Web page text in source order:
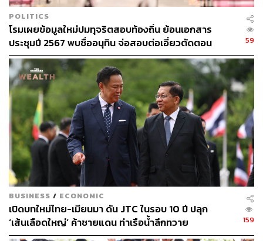
THE STANDARD TEAM
กองบรรณาธิการ THE STANDARD
POLITICS
โรมเผยข้อมูลใหม่ปมทุจริตสอบท้องถิ่น ย้อนเอกสาร
ประชุมปี 2567 พบชื่ออนุทิน จ่อสอบต่อเอี่ยวตัดตอน
ม.บูรพา หรือไม่
59
BUSINESS / ECONOMIC
เปิดบทใหม่ไทย-เมียนมา ดัน JTC ในรอบ 10 ปี ปลุก
‘เส้นเลือดใหญ่’ ค้าชายแดน ท่าเรือน้ำลึกทวาย
159